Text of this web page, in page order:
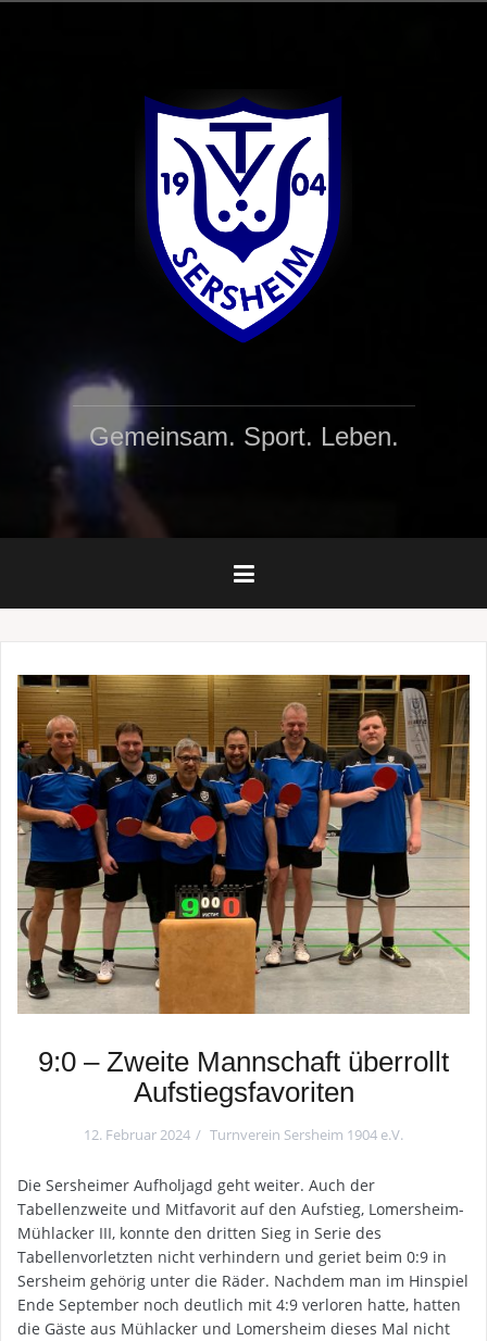
Gemeinsam. Sport. Leben.
9:0 – Zweite Mannschaft überrollt
Aufstiegsfavoriten
12. Februar 2024 Turnverein Sersheim 1904 e.V.
Die Sersheimer Aufholjagd geht weiter. Auch der
Tabellenzweite und Mitfavorit auf den Aufstieg, Lomersheim-
Mühlacker III, konnte den dritten Sieg in Serie des
Tabellenvorletzten nicht verhindern und geriet beim 0:9 in
Sersheim gehörig unter die Räder. Nachdem man im Hinspiel
Ende September noch deutlich mit 4:9 verloren hatte, hatten
die Gäste aus Mühlacker und Lomersheim dieses Mal nicht